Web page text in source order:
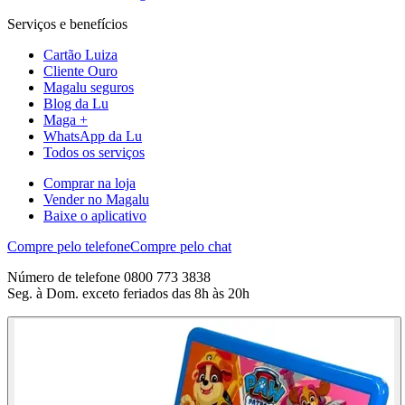
Serviços e benefícios
Cartão Luiza
Cliente Ouro
Magalu seguros
Blog da Lu
Maga +
WhatsApp da Lu
Todos os serviços
Comprar na loja
Vender no Magalu
Baixe o aplicativo
Compre pelo telefoneCompre pelo chat
Número de telefone 0800 773 3838
Seg. à Dom. exceto feriados das 8h às 20h